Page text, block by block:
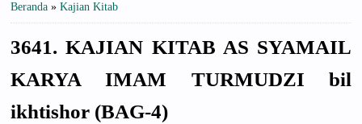
Beranda » Kajian Kitab
3641. KAJIAN KITAB AS SYAMAIL
KARYA IMAM TURMUDZI bil
ikhtishor (BAG-4)